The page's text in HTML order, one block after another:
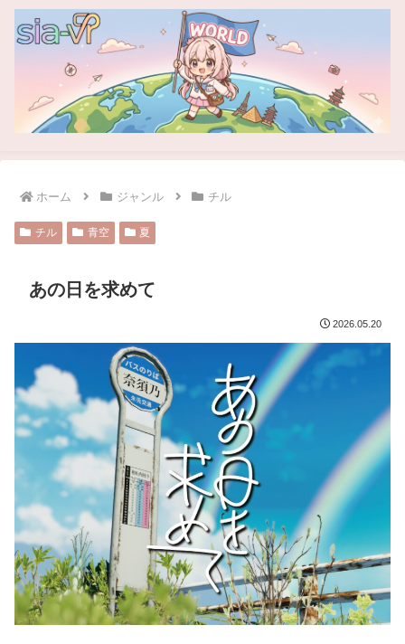
ホーム ジャンル チル
チル 青空 夏
あの日を求めて
2026.05.20